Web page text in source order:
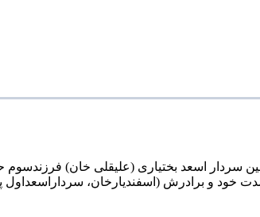
سردار اسعد بختیاری (علیقلی خان)